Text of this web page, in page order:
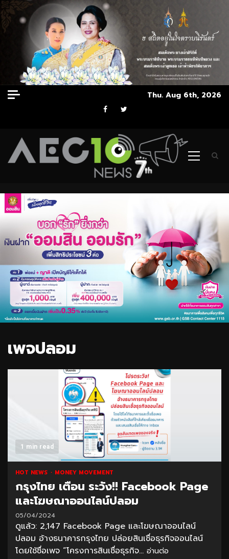
Skip
to
Thu. Aug 6th, 2026
Facebook
Twitter
Primary
เพจปลอม
1 min read
HOT NEWS MONEY MOVEMENT
กรุงไทย เตือน ระวัง!! Facebook Page
และโฆษณาออนไลน์ปลอม
05/04/2024
ดูแล้ว: 2,147 Facebook Page และโฆษณาออนไลน์
ปลอม อ้างธนาคารกรุงไทย ปล่อยสินเชื่อธุรกิจออนไลน์
โดยใช้ชื่อเพจ “โครงการสินเชื่อธุรกิจ... อ่านต่อ